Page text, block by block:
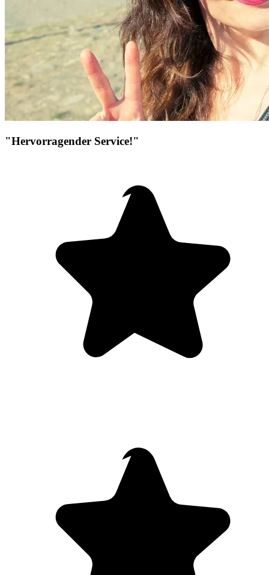
"Hervorragender Service!"